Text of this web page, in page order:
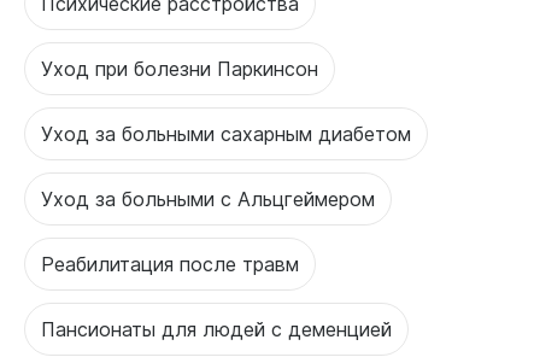
Уход при болезни Паркинсон
Уход за больными сахарным диабетом
Уход за больными с Альцгеймером
Реабилитация после травм
Пансионаты для людей с деменцией